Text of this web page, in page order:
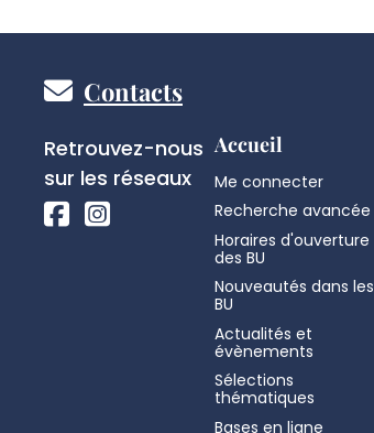
Pied
de
page
Contacts
Réseaux
sociaux
Retrouvez-nous
sur les réseaux
Accueil
Me connecter
Recherche avancée
Horaires d'ouverture
des BU
Nouveautés dans les
BU
Actualités et
évènements
Sélections
thématiques
Bases en ligne